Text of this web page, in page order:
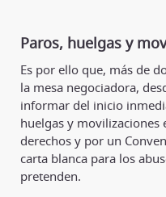
Paros, huelgas y
Es por ello que, más de
la mesa negociadora,
informar del inicio
huelgas y movilizaciones
derechos y por un
carta blanca para los
pretenden.